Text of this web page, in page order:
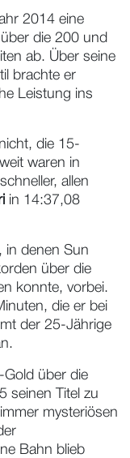
2014 eine
die 200 und
ab. Über seine
brachte er
Leistung ins
die 15-
waren in
allen
in 14:37,08
in denen Sun
über die
konnte, vorbei.
die er bei
der 25-Jährige
über die
seinen Titel zu
mysteriösen
Bahn blieb